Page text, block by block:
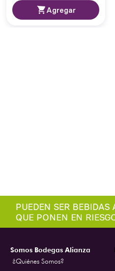
Agregar
Somos Bodegas Alianza
¿Quiénes Somos?